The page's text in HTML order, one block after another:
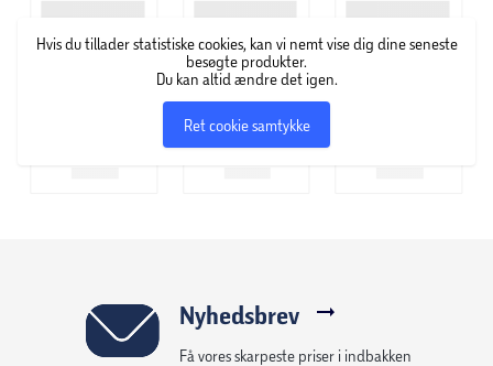
kaste og gribe
Hvis du tillader statistiske cookies, kan vi nemt vise dig dine seneste
besøgte produkter.
Du kan altid ændre det igen.
Ret cookie samtykke
Nyhedsbrev
Få vores skarpeste priser i indbakken